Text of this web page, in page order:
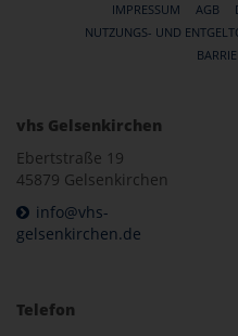
IMPRESSUM AGB
NUTZUNGS- UND
vhs Gelsenkirchen
Ebertstraße 19
45879 Gelsenkirchen
info@vhs-
gelsenkirchen.de
Telefon